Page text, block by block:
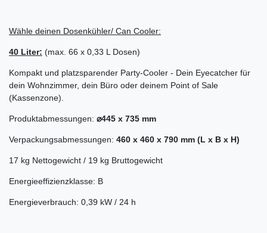
Wähle deinen Dosenkühler/ Can Cooler:
40 Liter: (max. 66 x 0,33 L Dosen)
Kompakt und platzsparender Party-Cooler - Dein Eyecatcher für
dein Wohnzimmer, dein Büro oder deinem Point of Sale
(Kassenzone).
Produktabmessungen: ⌀445 x 735 mm
Verpackungsabmessungen: 460 x 460 x 790 mm (L x B x H)
17 kg Nettogewicht / 19 kg Bruttogewicht
Energieeffizienzklasse: B
Energieverbrauch: 0,39 kW / 24 h